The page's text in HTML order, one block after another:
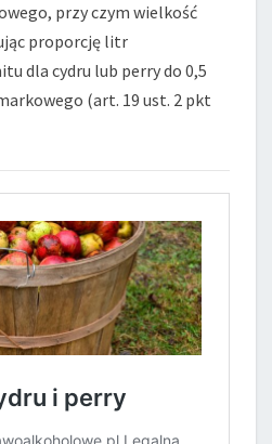
przy czym wielkość
proporcję litr
dla cydru lub perry do 0,5
(art. 19 ust. 2 pkt